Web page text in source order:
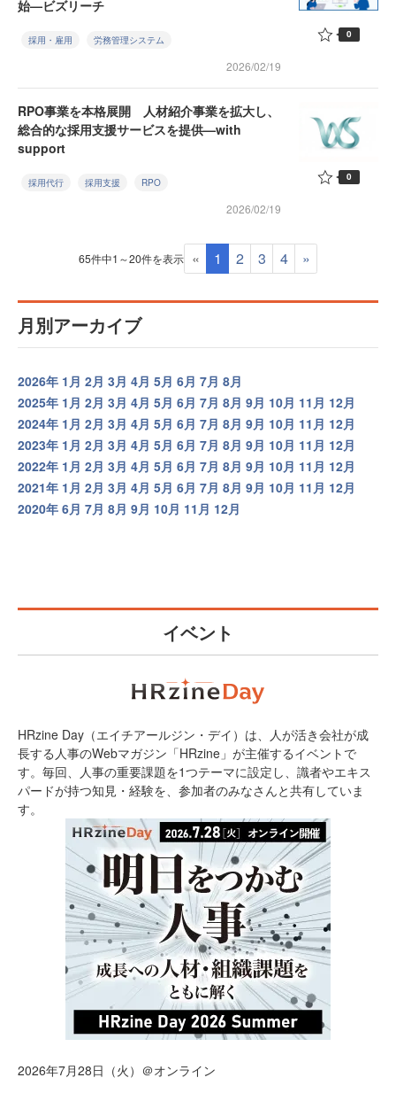
始—ビズリーチ
採用・雇用 労務管理システム
2026/02/19
0
RPO事業を本格展開 人材紹介事業を拡大し、
総合的な採用支援サービスを提供—with
support
採用代行 採用支援 RPO
2026/02/19
0
65件中1～20件を表示 « 1 2 3 4 »
月別アーカイブ
2026年 1月 2月 3月 4月 5月 6月 7月 8月
2025年 1月 2月 3月 4月 5月 6月 7月 8月 9月 10月 11月 12月
2024年 1月 2月 3月 4月 5月 6月 7月 8月 9月 10月 11月 12月
2023年 1月 2月 3月 4月 5月 6月 7月 8月 9月 10月 11月 12月
2022年 1月 2月 3月 4月 5月 6月 7月 8月 9月 10月 11月 12月
2021年 1月 2月 3月 4月 5月 6月 7月 8月 9月 10月 11月 12月
2020年 6月 7月 8月 9月 10月 11月 12月
イベント
HRzine Day（エイチアールジン・デイ）は、人が活き会社が成
長する人事のWebマガジン「HRzine」が主催するイベントで
す。毎回、人事の重要課題を1つテーマに設定し、識者やエキス
パードが持つ知見・経験を、参加者のみなさんと共有していま
す。
2026年7月28日（火）＠オンライン